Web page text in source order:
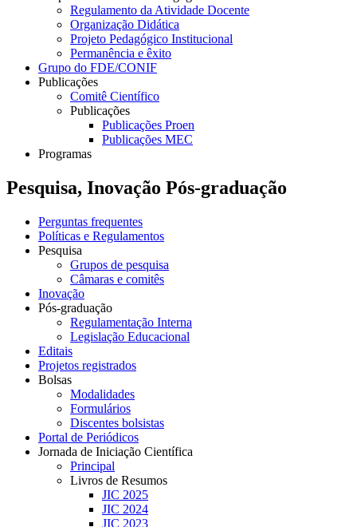
Regulamento da Atividade Docente
Organização Didática
Projeto Pedagógico Institucional
Permanência e êxito
Grupo do FDE/CONIF
Publicações
Comitê Científico
Publicações
Publicações Proen
Publicações MEC
Programas
Pesquisa, Inovação Pós-graduação
Perguntas frequentes
Políticas e Regulamentos
Pesquisa
Grupos de pesquisa
Câmaras e comitês
Inovação
Pós-graduação
Regulamentação Interna
Legislação Educacional
Editais
Projetos registrados
Bolsas
Modalidades
Formulários
Discentes bolsistas
Portal de Periódicos
Jornada de Iniciação Científica
Principal
Livros de Resumos
JIC 2025
JIC 2024
JIC 2023